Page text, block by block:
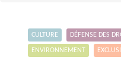
CULTURE DÉFENSE DES
ENVIRONNEMENT